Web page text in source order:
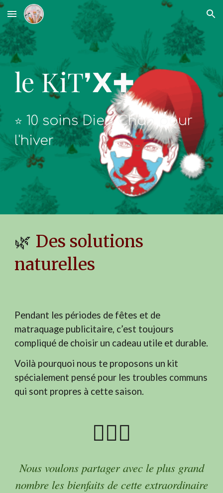
Skip to main content Skip to navigation
le KiT❜𝗫✚
⭐️ 10 soins Dien Chan pour
l'hiver
🌿 Des solutions
naturelles
Pendant les périodes de fêtes et de
matraquage publicitaire, c’est toujours
compliqué de choisir un cadeau utile et durable.
Voilà pourquoi nous te proposons un kit
spécialement pensé pour les troubles communs
qui sont propres à cette saison.
🧘🏼‍♀️
Nous voulons partager avec le plus grand
nombre les bienfaits de cette extraordinaire